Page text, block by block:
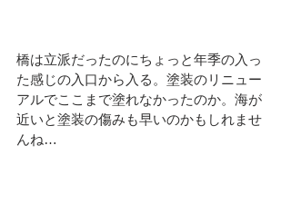
橋は立派だったのにちょっと年季の入っ
た感じの入口から入る。塗装のリニュー
アルでここまで塗れなかったのか。海が
近いと塗装の傷みも早いのかもしれませ
んね…